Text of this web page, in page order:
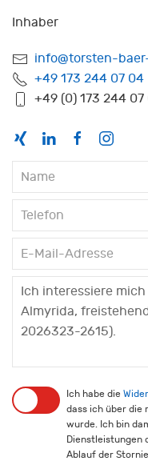
Inhaber
info@torsten-
+49 173 244 07 04
+49 (0) 173 244 07
Ich habe die
dass ich über
wurde. Ich bin
Dienstleistungen
Ablauf der